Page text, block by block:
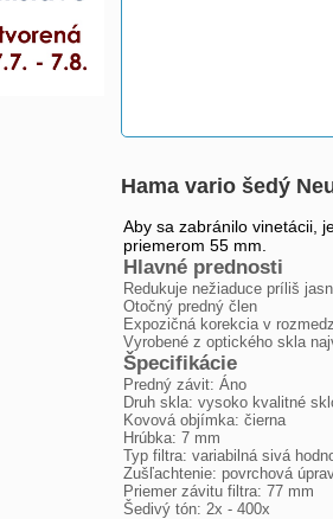
Hama vario šedý
Aby sa zabránilo vinetácii,
priemerom 55 mm.
Hlavné prednosti
Redukuje nežiaduce príliš
Otočný predný člen
Expozičná korekcia v
Vyrobené z optického skla
Špecifikácie
Predný závit: Áno
Druh skla: vysoko kvalitné
Kovová objímka: čierna
Hrúbka: 7 mm
Typ filtra: variabilná sivá
Zušľachtenie: povrchová
Priemer závitu filtra: 77 mm
Šedivý tón: 2x - 400x